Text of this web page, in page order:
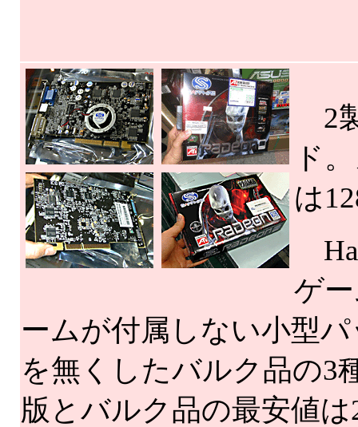
2
ド
は
ゲ
ームが付属しない小型
を無くしたバルク品の3
版とバルク品の最安値